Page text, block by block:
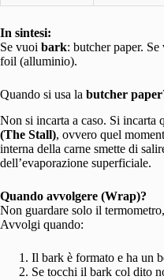
In sintesi:
Se vuoi bark: butcher paper. Se
foil (alluminio).
Quando si usa la butcher paper
Non si incarta a caso. Si incarta
(The Stall), ovvero quel
interna della carne smette di
dell’evaporazione superficiale.
Quando avvolgere (Wrap)?
Non guardare solo il
Avvolgi quando:
Il bark è formato e ha un
Se tocchi il bark col dito